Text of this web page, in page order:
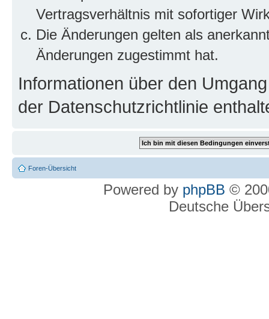
Vertragsverhältnis mit sofortiger
Die Änderungen gelten als
Änderungen zugestimmt hat.
Informationen über den
der Datenschutzrichtlinie
Foren-Übersicht
Powered by phpBB ©
Deutsche